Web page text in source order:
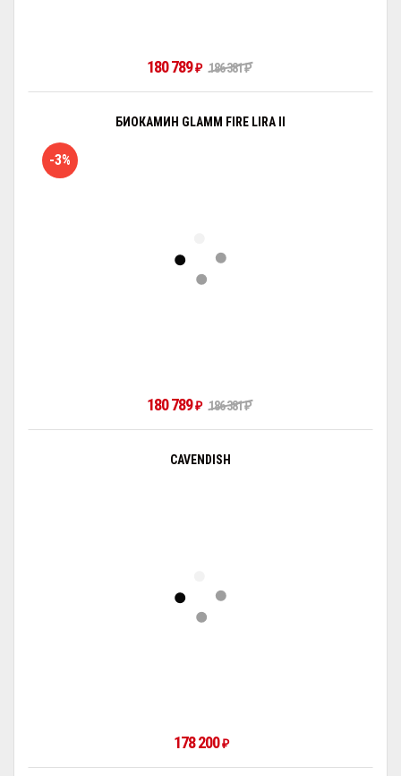
180 789₽ 186 381₽
БИОКАМИН GLAMM FIRE LIRA II
-3%
180 789₽ 186 381₽
CAVENDISH
178 200₽